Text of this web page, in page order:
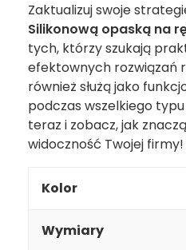
Zaktualizuj swoje
Silikonową opaską na
tych, którzy szukają
efektownych rozwiązań
również służą jako
podczas wszelkiego
teraz i zobacz, jak
widoczność Twojej firmy!
Kolor
Wymiary